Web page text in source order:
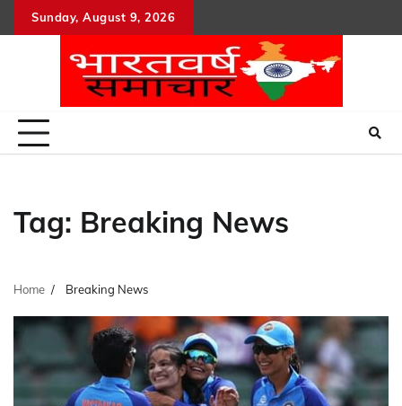
to
Sunday, August 9, 2026
Tag: Breaking News
Home Breaking News